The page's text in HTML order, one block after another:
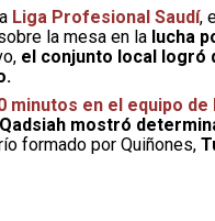
Liga Profesional Saudí,
la mesa en la lucha
el conjunto local logró
minutos en el equipo de
mostró
formado por Quiñones,